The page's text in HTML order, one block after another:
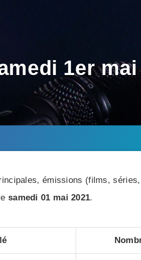
1er mai
émissions (films,
samedi 01 mai 2021.